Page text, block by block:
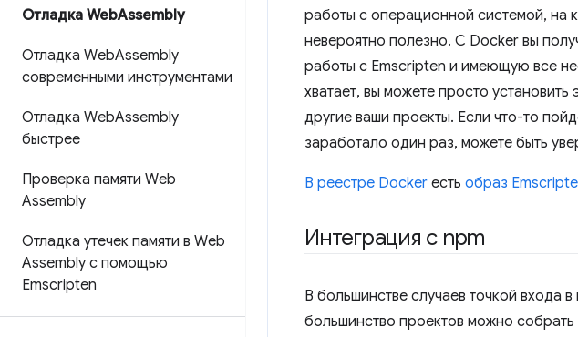
Отладка WebAssembly
Отладка WebAssembly
современными инструментами
Отладка WebAssembly
быстрее
Проверка памяти Web
Assembly
Отладка утечек памяти в Web
Assembly с помощью
Emscripten
работы с операционной системой, на
невероятно полезно. С Docker вы
работы с Emscripten и имеющую все
хватает, вы можете просто
другие ваши проекты. Если что-то
заработало один раз, можете быть
В реестре Docker есть образ
Интеграция с npm
В большинстве случаев точкой входа в
большинство проектов можно